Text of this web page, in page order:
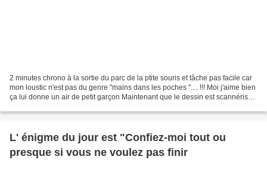
2 minutes chrono à la sortie du parc de la ptite souris et tâche pas facile car
mon loustic n'est pas du genre "mains dans les poches ".... !!! Moi j'aime bien
ça lui donne un air de petit garçon Maintenant que le dessin est scannérisé
L' énigme du jour est "Confiez-moi tout ou
presque si vous ne voulez pas finir